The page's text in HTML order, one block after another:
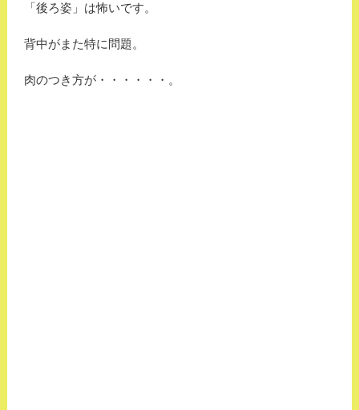
「後ろ姿」は怖いです。
背中がまた特に問題。
肉のつき方が・・・・・・。